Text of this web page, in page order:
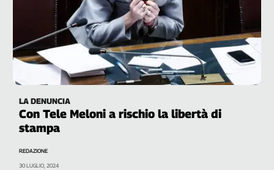
LA DENUNCIA
Con Tele Meloni a rischio la libertà di
stampa
REDAZIONE
30 LUGLIO, 2024